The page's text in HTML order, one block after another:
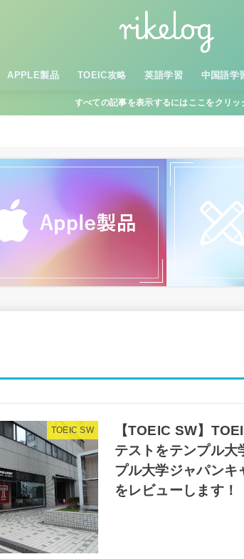
APPLE製品 TOEIC攻略 英語学習 中国語学
すべての記事を表示するにはここをクリッ
TOEIC SW
【TOEIC SW】
テストをテンプル大
プル大学ジャパンキ
をレビューします！